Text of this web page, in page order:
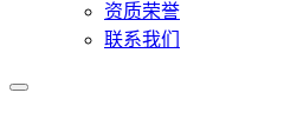
资质荣誉
联系我们